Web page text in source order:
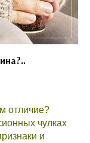
отличие?
чулках
и